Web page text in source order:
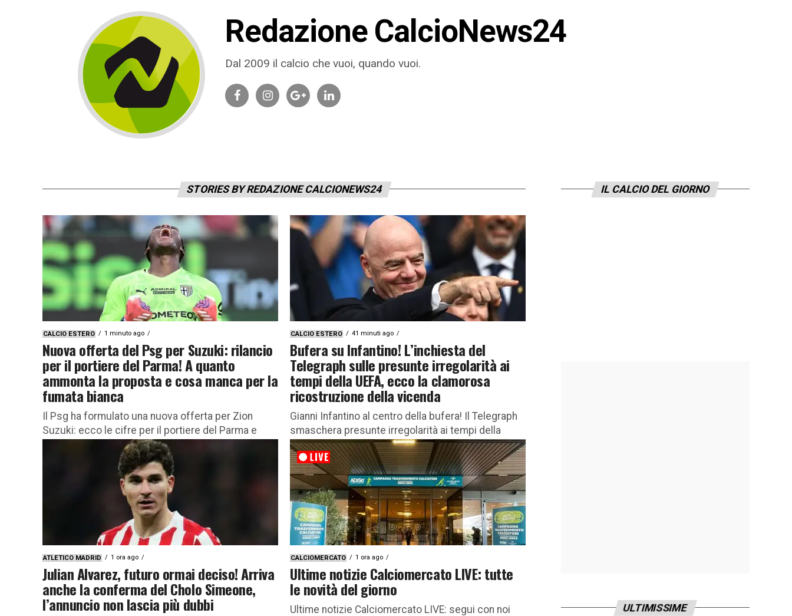
Redazione CalcioNews24
Dal 2009 il calcio che vuoi, quando vuoi.
STORIES BY REDAZIONE CALCIONEWS24
CALCIO ESTERO 1 minuto ago
Nuova offerta del Psg per Suzuki: rilancio
per il portiere del Parma! A quanto
ammonta la proposta e cosa manca per la
fumata bianca
Il Psg ha formulato una nuova offerta per Zion
Suzuki: ecco le cifre per il portiere del Parma e
cosa manca per la fumata bianca Il...
CALCIO ESTERO 41 minuti ago
Bufera su Infantino! L’inchiesta del
Telegraph sulle presunte irregolarità ai
tempi della UEFA, ecco la clamorosa
ricostruzione della vicenda
Gianni Infantino al centro della bufera! Il Telegraph
smaschera presunte irregolarità ai tempi della
UEFA, tutti i dettagli Una pesante ombra si abbatte
sull’attuale presidente della...
ATLETICO MADRID 1 ora ago
Julian Alvarez, futuro ormai deciso! Arriva
anche la conferma del Cholo Simeone,
l’annuncio non lascia più dubbi
CALCIOMERCATO 1 ora ago
Ultime notizie Calciomercato LIVE: tutte
le novità del giorno
Ultime notizie Calciomercato LIVE: segui con noi
IL CALCIO DEL GIORNO
ULTIMISSIME